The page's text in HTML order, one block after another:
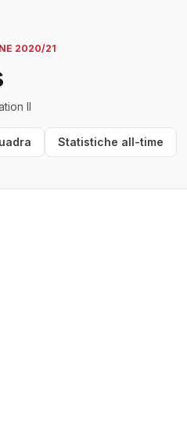
2020/21
II
Statistiche all-time